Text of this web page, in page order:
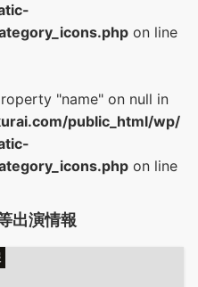
on line
"name" on null in
public_html/wp/
on line
出演情報